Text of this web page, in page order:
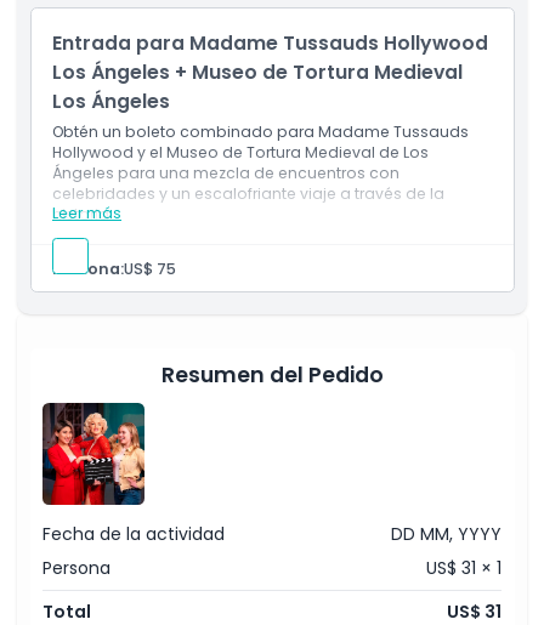
Exclusiones
Horario de Apertura
Cosas a Saber
Ubicación
Política de Cancelación
1 entrada(s) para Madame Tussauds Hollywood
Entrada para: juego Robot Riot 7D
Entrada para Madame Tussauds Hollywood
Los Ángeles + Museo de Tortura Medieval
Los Ángeles
Obtén un boleto combinado para Madame Tussauds
Hollywood y el Museo de Tortura Medieval de Los
Ángeles para una mezcla de encuentros con
celebridades y un escalofriante viaje a través de la
historia.
Leer más
Persona:US$ 75
Resumen del Pedido
Fecha de la actividad
DD MM, YYYY
Persona
US$ 31 × 1
Total
US$ 31